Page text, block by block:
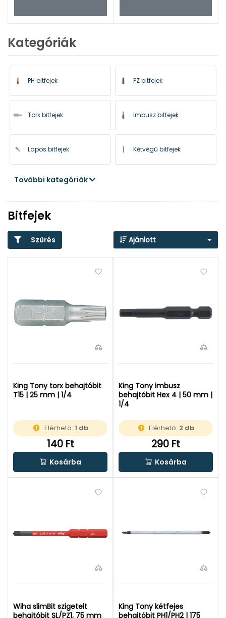
Kategóriák
PH bitfejek PZ bitfejek
Torx bitfejek Imbusz bitfejek
Lapos bitfejek Kétvégű bitfejek
Spline bitfejek
További kategóriák
Bitfejek
Szűrés Ajánlott
King Tony torx behajtóbit
T15 | 25 mm | 1/4
Elérhető: 1 db
140 Ft
Kosárba
King Tony imbusz
behajtóbit Hex 4 | 50 mm |
1/4
Elérhető: 2 db
290 Ft
Kosárba
Wiha slimBit szigetelt
behajtóbit SL/PZ1, 75 mm
King Tony kétfejes
behajtóbit PH1/PH2 | 175